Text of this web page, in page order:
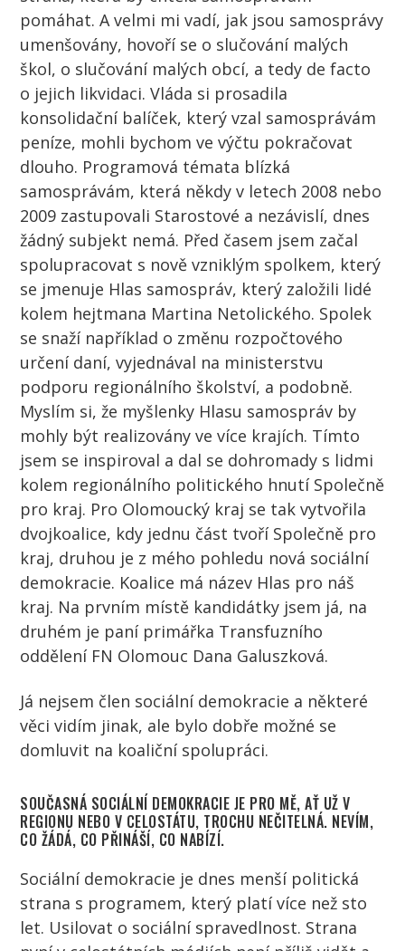
pomáhat. A velmi mi vadí, jak jsou samosprávy
umenšovány, hovoří se o slučování malých
škol, o slučování malých obcí, a tedy de facto
o jejich likvidaci. Vláda si prosadila
konsolidační balíček, který vzal samosprávám
peníze, mohli bychom ve výčtu pokračovat
dlouho. Programová témata blízká
samosprávám, která někdy v letech 2008 nebo
2009 zastupovali Starostové a nezávislí, dnes
žádný subjekt nemá. Před časem jsem začal
spolupracovat s nově vzniklým spolkem, který
se jmenuje Hlas samospráv, který založili lidé
kolem hejtmana Martina Netolického. Spolek
se snaží například o změnu rozpočtového
určení daní, vyjednával na ministerstvu
podporu regionálního školství, a podobně.
Myslím si, že myšlenky Hlasu samospráv by
mohly být realizovány ve více krajích. Tímto
jsem se inspiroval a dal se dohromady s lidmi
kolem regionálního politického hnutí Společně
pro kraj. Pro Olomoucký kraj se tak vytvořila
dvojkoalice, kdy jednu část tvoří Společně pro
kraj, druhou je z mého pohledu nová sociální
demokracie. Koalice má název Hlas pro náš
kraj. Na prvním místě kandidátky jsem já, na
druhém je paní primářka Transfuzního
oddělení FN Olomouc Dana Galuszková.
Já nejsem člen sociální demokracie a některé
věci vidím jinak, ale bylo dobře možné se
domluvit na koaliční spolupráci.
SOUČASNÁ SOCIÁLNÍ DEMOKRACIE JE PRO MĚ, AŤ UŽ V
REGIONU NEBO V CELOSTÁTU, TROCHU NEČITELNÁ. NEVÍM,
CO ŽÁDÁ, CO PŘINÁŠÍ, CO NABÍZÍ.
Sociální demokracie je dnes menší politická
strana s programem, který platí více než sto
let. Usilovat o sociální spravedlnost. Strana